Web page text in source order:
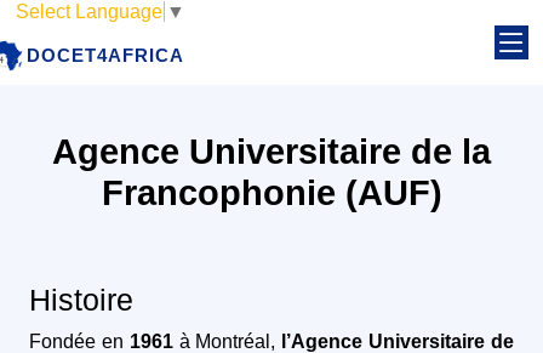
Select Language ▼
DOCET4AFRICA
Agence Universitaire de la
Francophonie (AUF)
Histoire
Fondée en 1961à Montréal,
l’Agence Universitaire de